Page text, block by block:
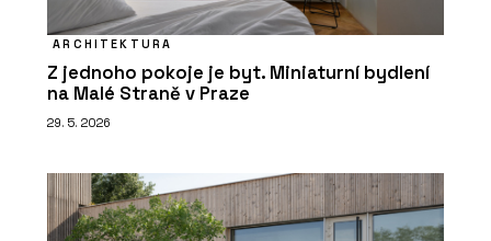
ARCHITEKTURA
Z jednoho pokoje je byt. Miniaturní bydlení
na Malé Straně v Praze
29. 5. 2026